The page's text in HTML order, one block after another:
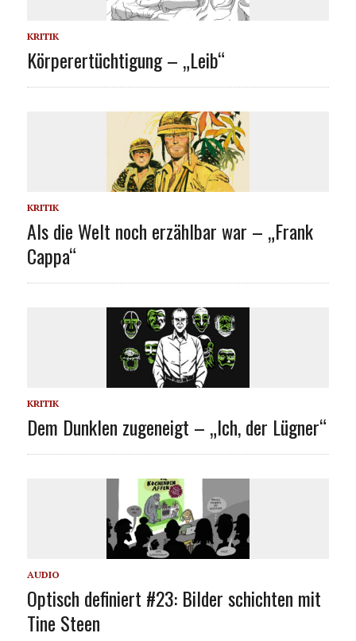
KRITIK
Körperertüchtigung – „Leib“
KRITIK
Als die Welt noch erzählbar war – „Frank
Cappa“
KRITIK
Dem Dunklen zugeneigt – „Ich, der Lügner“
AUDIO
Optisch definiert #23: Bilder schichten mit
Tine Steen